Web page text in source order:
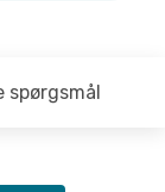
spørgsmål